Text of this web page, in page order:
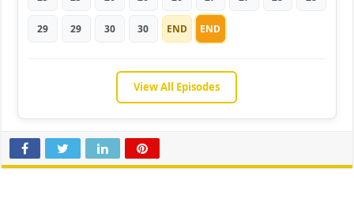
29 29 30 30 END END
View All Episodes